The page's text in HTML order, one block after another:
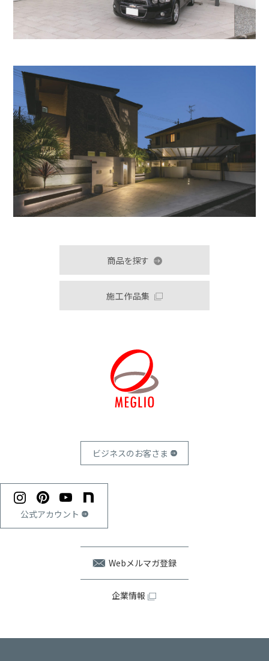
商品を探す
施工作品集
ビジネスのお客さま
公式アカウント
Webメルマガ登録
企業情報